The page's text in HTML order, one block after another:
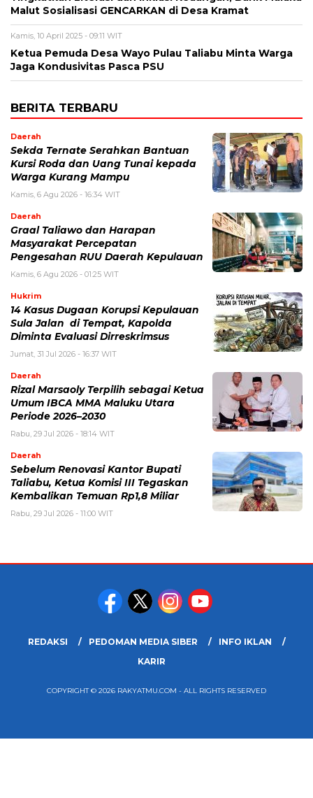
Malut Sosialisasi GENCARKAN di Desa Kramat
Kamis, 10 April 2025 - 09:11 WIT
Ketua Pemuda Desa Wayo Pulau Taliabu Minta Warga
Jaga Kondusivitas Pasca PSU
BERITA TERBARU
Daerah
Sekda Ternate Serahkan Bantuan
Kursi Roda dan Uang Tunai kepada
Warga Kurang Mampu
Kamis, 6 Agu 2026 - 16:34 WIT
Daerah
Graal Taliawo dan Harapan
Masyarakat Percepatan
Pengesahan RUU Daerah Kepulauan
Kamis, 6 Agu 2026 - 01:25 WIT
Hukrim
14 Kasus Dugaan Korupsi Kepulauan
Sula Jalan di Tempat, Kapolda
Diminta Evaluasi Dirreskrimsus
Jumat, 31 Jul 2026 - 16:37 WIT
Daerah
Rizal Marsaoly Terpilih sebagai Ketua
Umum IBCA MMA Maluku Utara
Periode 2026–2030
Rabu, 29 Jul 2026 - 18:14 WIT
Daerah
Sebelum Renovasi Kantor Bupati
Taliabu, Ketua Komisi III Tegaskan
Kembalikan Temuan Rp1,8 Miliar
Rabu, 29 Jul 2026 - 11:00 WIT
REDAKSI PEDOMAN MEDIA SIBER
INFO IKLAN
KARIR
COPYRIGHT © 2026 RAKYATMU.COM - ALL RIGHTS RESERVED